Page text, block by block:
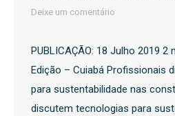
Deixe um comentário
PUBLICAÇÃO: 18 Julho 2019 2
Edição – Cuiabá Profissionais
para sustentabilidade nas
discutem tecnologias para